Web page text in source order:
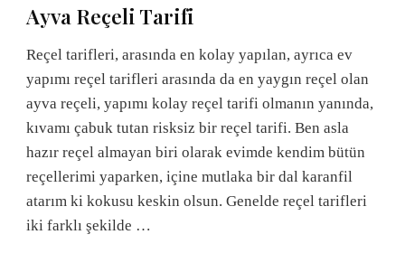
Ayva Reçeli Tarifi
Reçel tarifleri, arasında en kolay yapılan, ayrıca ev
yapımı reçel tarifleri arasında da en yaygın reçel olan
ayva reçeli, yapımı kolay reçel tarifi olmanın yanında,
kıvamı çabuk tutan risksiz bir reçel tarifi. Ben asla
hazır reçel almayan biri olarak evimde kendim bütün
reçellerimi yaparken, içine mutlaka bir dal karanfil
atarım ki kokusu keskin olsun. Genelde reçel tarifleri
iki farklı şekilde …